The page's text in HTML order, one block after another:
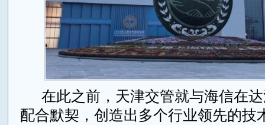
在此之前，天津交管就与海信在
配合默契，创造出多个行业领先的技